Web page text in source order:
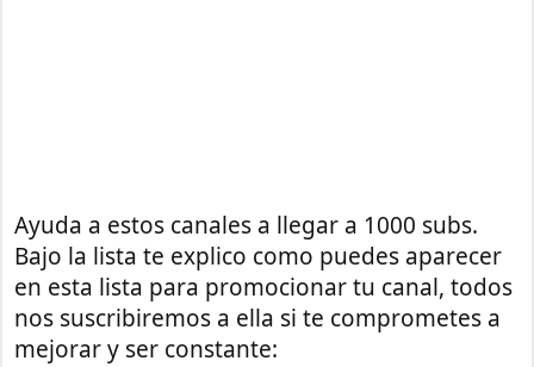
Ayuda a estos canales a llegar a 1000 subs.
Bajo la lista te explico como puedes aparecer
en esta lista para promocionar tu canal, todos
nos suscribiremos a ella si te comprometes a
mejorar y ser constante: